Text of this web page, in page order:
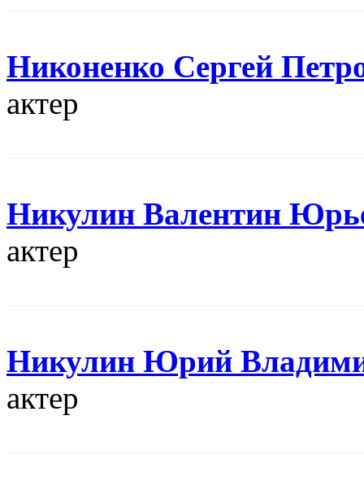
Никоненко Сергей
актер
Никулин Валентин
актер
Никулин Юрий
актер